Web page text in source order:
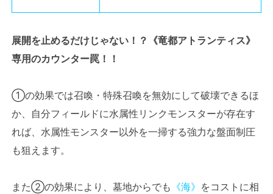
展開を止めるだけじゃない！？《竜都アトランティス》
専用のカウンター罠！！
①の効果では召喚・特殊召喚を無効にして破壊できるほ
か、自分フィールドに水属性リンクモンスターが存在す
れば、水属性モンスター以外を一掃する強力な盤面制圧
も狙えます。
また②の効果により、墓地からでも 《海》 をコストに相